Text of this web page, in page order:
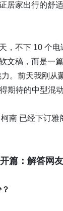
居家出行的舒
，不下 10 个
文稿，而是一
。前天我刚
期待的中型混动
南 已经下订
开篇：解答网